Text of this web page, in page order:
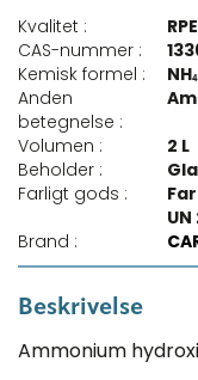
Kvalitet :
CAS-nummer :
Kemisk formel :
Anden
betegnelse :
Volumen :
2 L
Beholder :
Farligt gods :
UN
Brand :
Beskrivelse
Ammonium